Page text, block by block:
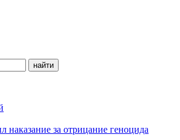
наказание за отрицание геноцида